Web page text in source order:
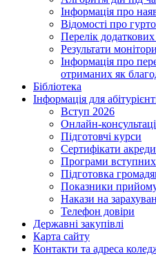
Інформація про
Відомості про
Перелік
Результати
Інформація про
отриманих як
Бібліотека
Інформація для
Вступ 2026
Онлайн-
Підготовчі курси
Сертифікати
Програми вступних
Підготовка
Показники
Накази на
Телефон довіри
Державні закупівлі
Карта сайту
Контакти та адреса